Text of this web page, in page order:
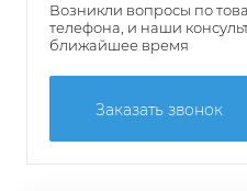
Возникли вопросы по
телефона, и наши
ближайшее время
Заказать звонок